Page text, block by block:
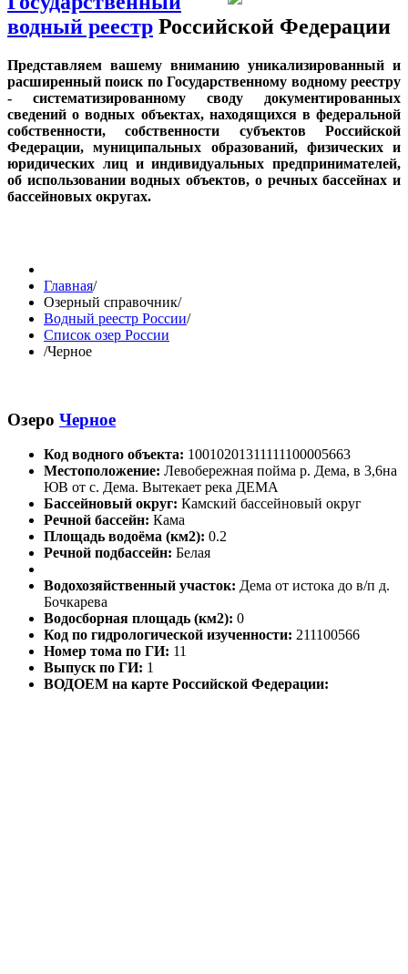
водный реестр Российской Федерации
Представляем вашему вниманию уникализированный и
расширенный поиск по Государственному водному реестру
- систематизированному своду документированных
сведений о водных объектах, находящихся в федеральной
собственности, собственности субъектов Российской
Федерации, муниципальных образований, физических и
юридических лиц и индивидуальных предпринимателей,
об использовании водных объектов, о речных бассейнах и
бассейновых округах.
Главная/
Озерный справочник/
Водный реестр России/
Список озер России
/Черное
Озеро Черное
Код водного объекта: 10010201311111100005663
Местоположение: Левобережная пойма р. Дема, в 3,6на
ЮВ от с. Дема. Вытекает река ДЕМА
Бассейновый округ: Камский бассейновый округ
Речной бассейн: Кама
Площадь водоёма (км2): 0.2
Речной подбассейн: Белая
Водохозяйственный участок: Дема от истока до в/п д.
Бочкарева
Водосборная площадь (км2): 0
Код по гидрологической изученности: 211100566
Номер тома по ГИ: 11
Выпуск по ГИ: 1
ВОДОЕМ на карте Российской Федерации: